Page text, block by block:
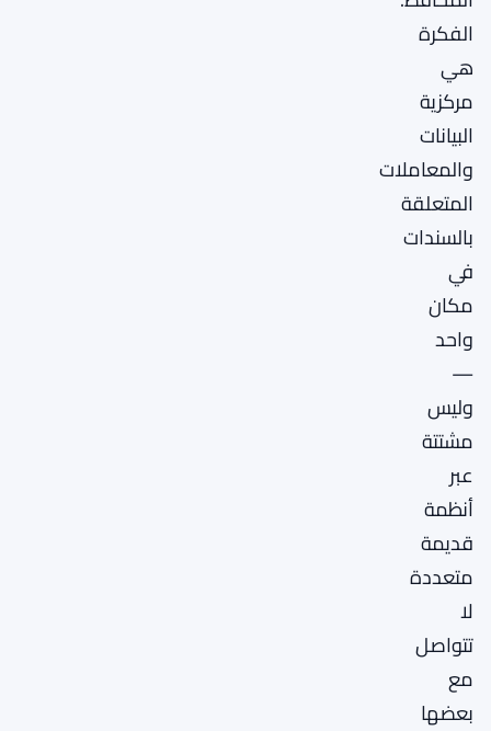
الفكرة
هي
مركزية
البيانات
والمعاملات
المتعلقة
بالسندات
في
مكان
واحد
—
وليس
مشتتة
عبر
أنظمة
قديمة
متعددة
لا
تتواصل
مع
بعضها